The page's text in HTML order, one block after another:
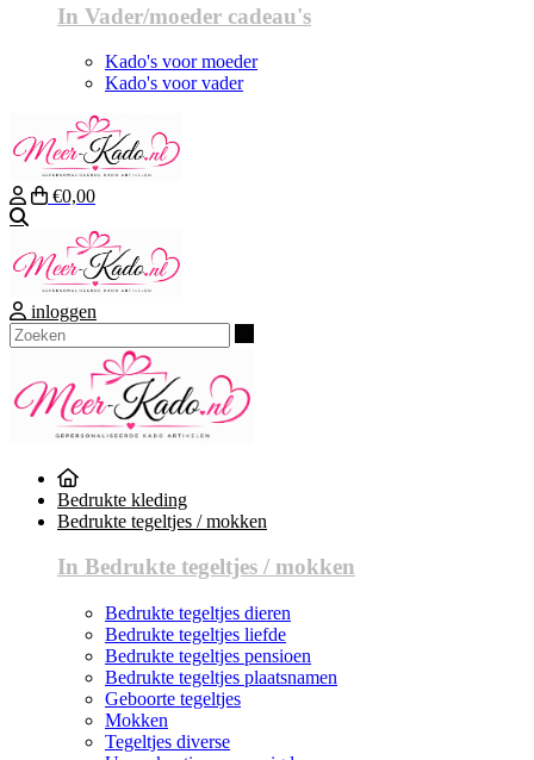
In Vader/moeder cadeau's
Kado's voor moeder
Kado's voor vader
€0,00
inloggen
Bedrukte kleding
Bedrukte tegeltjes / mokken
In Bedrukte tegeltjes / mokken
Bedrukte tegeltjes dieren
Bedrukte tegeltjes liefde
Bedrukte tegeltjes pensioen
Bedrukte tegeltjes plaatsnamen
Geboorte tegeltjes
Mokken
Tegeltjes diverse